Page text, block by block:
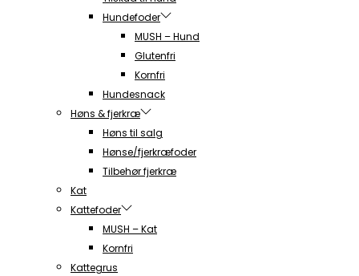
Hundefoder
MUSH – Hund
Glutenfri
Kornfri
Hundesnack
Høns & fjerkræ
Høns til salg
Hønse/fjerkræfoder
Tilbehør fjerkræ
Kat
Kattefoder
MUSH – Kat
Kornfri
Kattegrus